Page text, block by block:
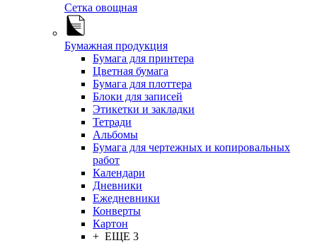
Сетка овощная
Бумажная продукция
Бумага для принтера
Цветная бумага
Бумага для плоттера
Блоки для записей
Этикетки и закладки
Тетради
Альбомы
Бумага для чертежных и копировальных
работ
Календари
Дневники
Ежедневники
Конверты
Картон
+ ЕЩЕ 3